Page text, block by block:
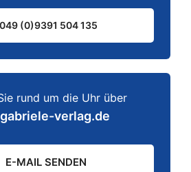
(0)9391 504 135
rund um die Uhr über
verlag.de
E-MAIL SENDEN